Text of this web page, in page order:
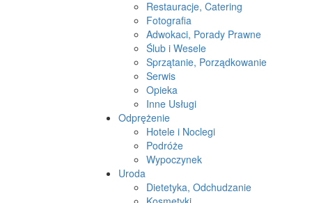
Restauracje, Catering
Fotografia
Adwokaci, Porady Prawne
Ślub i Wesele
Sprzątanie, Porządkowanie
Serwis
Opieka
Inne Usługi
Odprężenie
Hotele i Noclegi
Podróże
Wypoczynek
Uroda
Dietetyka, Odchudzanie